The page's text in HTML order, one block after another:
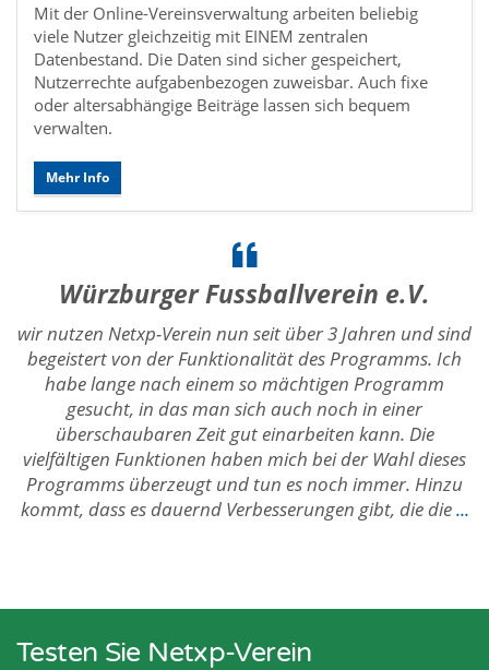
Mit der Online-Vereinsverwaltung arbeiten beliebig
viele Nutzer gleichzeitig mit EINEM zentralen
Datenbestand. Die Daten sind sicher gespeichert,
Nutzerrechte aufgabenbezogen zuweisbar. Auch fixe
oder altersabhängige Beiträge lassen sich bequem
verwalten.
Mehr Info
Würzburger Fussballverein e.V.
wir nutzen Netxp-Verein nun seit über 3 Jahren und sind
begeistert von der Funktionalität des Programms. Ich
habe lange nach einem so mächtigen Programm
gesucht, in das man sich auch noch in einer
überschaubaren Zeit gut einarbeiten kann. Die
vielfältigen Funktionen haben mich bei der Wahl dieses
Programms überzeugt und tun es noch immer. Hinzu
kommt, dass es dauernd Verbesserungen gibt, die die...
Testen Sie Netxp-Verein